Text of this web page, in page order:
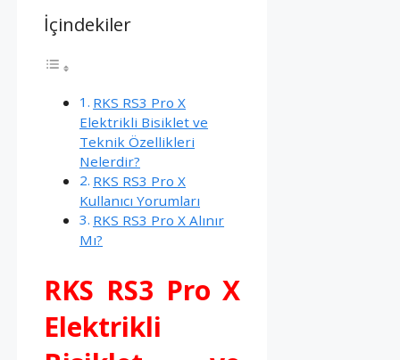
İçindekiler
RKS RS3 Pro X
Elektrikli Bisiklet ve
Teknik Özellikleri
Nelerdir?
RKS RS3 Pro X
Kullanıcı Yorumları
RKS RS3 Pro X Alınır
Mı?
RKS RS3 Pro X
Elektrikli